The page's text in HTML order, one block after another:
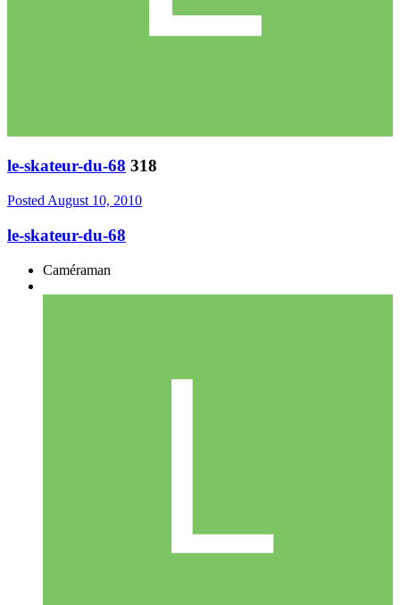
le-skateur-du-68 318
Posted August 10, 2010
le-skateur-du-68
Caméraman